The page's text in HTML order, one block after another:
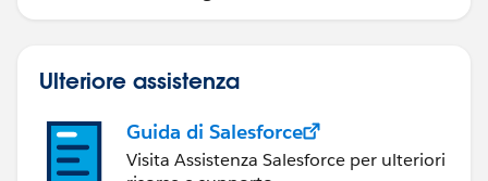
Ulteriore assistenza
Guida di Salesforce
Visita Assistenza Salesforce per ulteriori